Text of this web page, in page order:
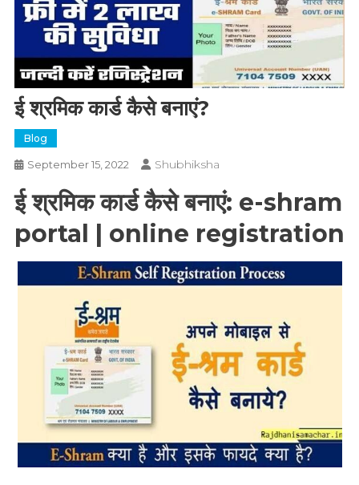
ई श्रमिक कार्ड कैसे बनाएं?
Blog
September 15, 2022 Shubhiksha
ई श्रमिक कार्ड कैसे बनाएं: e-shram
portal | online registration